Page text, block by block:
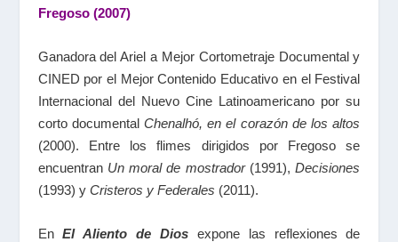
Fregoso (2007)
Ganadora del Ariel a Mejor Cortometraje Documental y
CINED por el Mejor Contenido Educativo en el Festival
Internacional del Nuevo Cine Latinoamericano por su
corto documentalChenalhó, en el corazón de los altos
(2000). Entre los flimes dirigidos por Fregoso se
encuentran Un moral de mostrador(1991),Decisiones
(1993) y Cristeros y Federales (2011).
EnEl Aliento de Dios expone las reflexiones de